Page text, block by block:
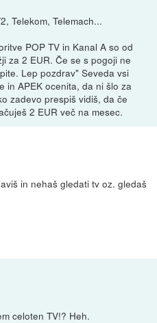
Telekom, Telemach...
POP TV in Kanal A so od
za 2 EUR. Če se s pogoji ne
Lep pozdrav" Seveda vsi
in APEK ocenita, da ni šlo za
zadevo prespiš vidiš, da če
2 EUR več na mesec.
in nehaš gledati tv oz. gledaš
celoten TV!? Heh.